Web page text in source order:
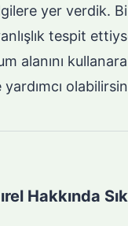
yer verdik.
tespit
alanını
Hakkında